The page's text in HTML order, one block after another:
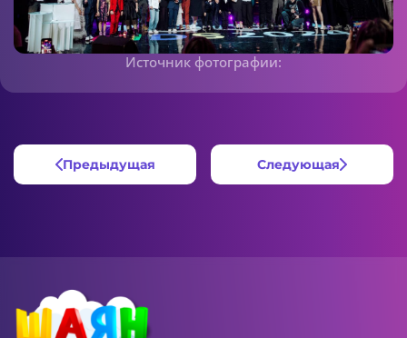
Источник фотографии:
Предыдущая Следующая